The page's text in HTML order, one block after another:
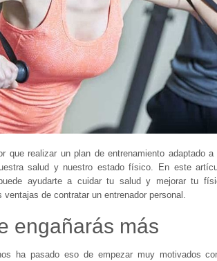
que realizar un plan de entrenamiento adaptado
salud y nuestro estado físico. En este
ayudarte a cuidar tu salud y mejorar tu
ventajas de contratar un entrenador personal.
engañarás más
ha pasado eso de empezar muy motivados